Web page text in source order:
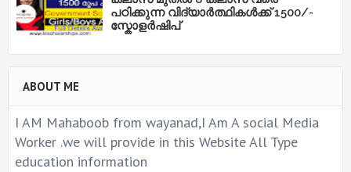
പഠിക്കുന്ന വിദ്യാർത്ഥികൾക്ക് 1500/-
സ്കോളർഷിപ്
ABOUT ME
I AM Mahaboob from wayanad,I Am A social Media
Worker .we will provide in this Website All Type
education information